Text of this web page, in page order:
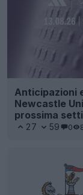
Anticipazioni
Newcastle
prossima
27 59 0